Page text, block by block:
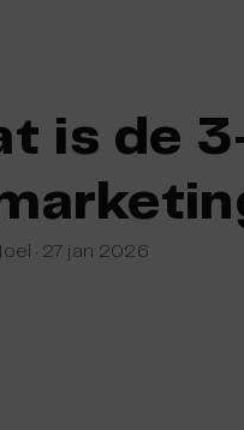
is de
· 27 jan 2026